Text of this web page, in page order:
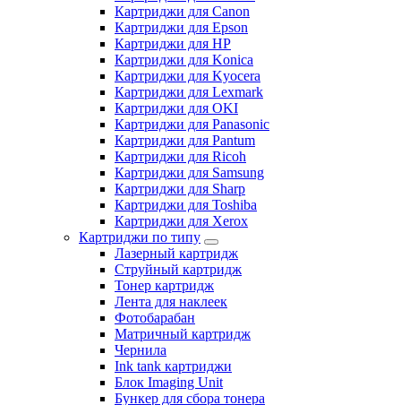
Картриджи для Canon
Картриджи для Epson
Картриджи для HP
Картриджи для Konica
Картриджи для Kyocera
Картриджи для Lexmark
Картриджи для OKI
Картриджи для Panasonic
Картриджи для Pantum
Картриджи для Ricoh
Картриджи для Samsung
Картриджи для Sharp
Картриджи для Toshiba
Картриджи для Xerox
Картриджи по типу
Лазерный картридж
Струйный картридж
Тонер картридж
Лента для наклеек
Фотобарабан
Матричный картридж
Чернила
Ink tank картриджи
Блок Imaging Unit
Бункер для сбора тонера